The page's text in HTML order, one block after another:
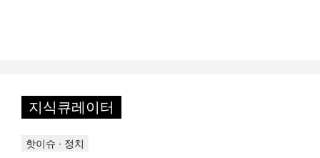
지식큐레이터
핫이슈 · 정치